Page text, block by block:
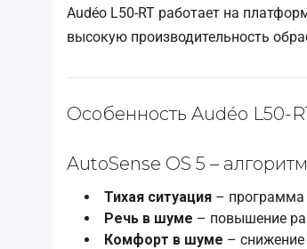
Audéo L50-RT работает на
высокую производительность
Особенность Audéo L50-
AutoSense OS 5 –
Тихая ситуация – программа
Речь в шуме – повышение
Комфорт в шуме –